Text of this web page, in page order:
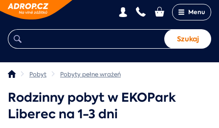
Menu
Szukaj
Pobyt Pobyty pełne wrażeń
Rodzinny pobyt w EKOPark
Liberec na 1-3 dni